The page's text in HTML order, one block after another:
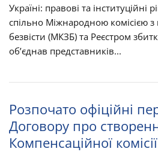
Україні: правові та інституційні
спільно Міжнародною комісією
безвісти (МКЗБ) та Реєстром
об’єднав представників...
Розпочато офіційні
Договору про
Компенсаційної